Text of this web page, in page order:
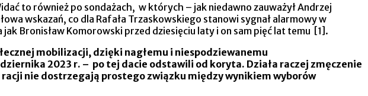
to również po sondażach, w których – jak niedawno zauważył Andrzej
wskazań, co dla Rafała Trzaskowskiego stanowi sygnał alarmowy w
Bronisław Komorowski przed dziesięciu laty i on sam pięć lat temu [1].
mobilizacji, dzięki nagłemu i niespodziewanemu
2023 r. – po tej dacie odstawili od koryta. Działa raczej zmęczenie
nie dostrzegają prostego związku między wynikiem wyborów